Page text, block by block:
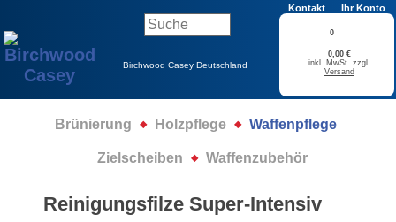
Kontakt Ihr Konto
Birchwood Casey Deutschland
0
0,00 €
inkl. MwSt. zzgl.
Versand
Brünierung Holzpflege Waffenpflege
Zielscheiben Waffenzubehör
Reinigungsfilze Super-Intensiv